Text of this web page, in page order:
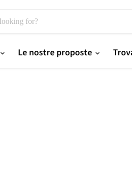
Le nostre proposte